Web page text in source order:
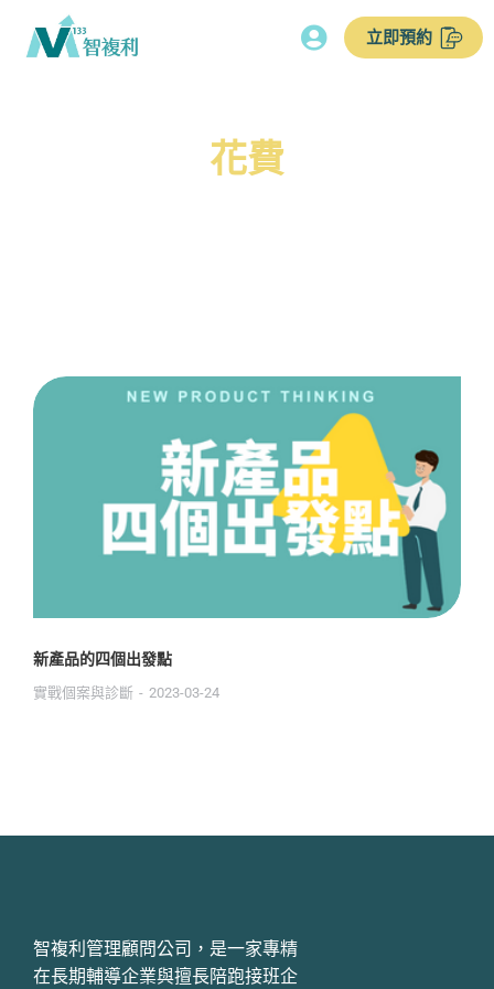
立即預約
花費
新產品的四個出發點
實戰個案與診斷 2023-03-24
智複利管理顧問公司，是一家專精
在長期輔導企業與擅長陪跑接班企